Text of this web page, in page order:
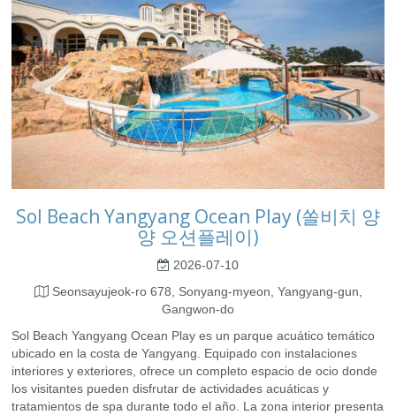
Sol Beach Yangyang Ocean Play (쏠비치 양
양 오션플레이)
2026-07-10
Seonsayujeok-ro 678, Sonyang-myeon, Yangyang-gun,
Gangwon-do
Sol Beach Yangyang Ocean Play es un parque acuático temático
ubicado en la costa de Yangyang. Equipado con instalaciones
interiores y exteriores, ofrece un completo espacio de ocio donde
los visitantes pueden disfrutar de actividades acuáticas y
tratamientos de spa durante todo el año. La zona interior presenta